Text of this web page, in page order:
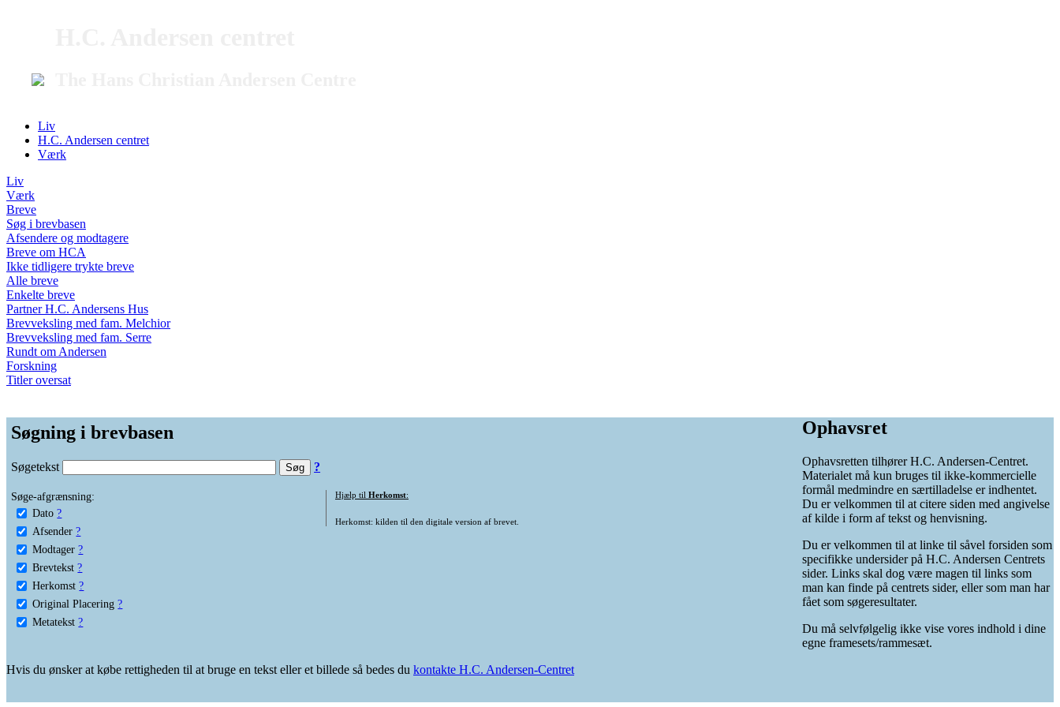
Liv
H.C. Andersen centret
Værk
Liv
Værk
Breve
Søg i brevbasen
Afsendere og modtagere
Breve om HCA
Ikke tidligere trykte breve
Alle breve
Enkelte breve
Partner H.C. Andersens Hus
Brevveksling med fam. Melchior
Brevveksling med fam. Serre
Rundt om Andersen
Forskning
Titler oversat
Søgning i brevbasen
Søgetekst ?
Søge-afgrænsning:
Dato ?
Afsender ?
Modtager ?
Brevtekst ?
Herkomst ?
Original Placering ?
Metatekst ?
Hjælp til Herkomst:
Herkomst: kilden til den digitale version af brevet.
Ophavsret
Ophavsretten tilhører H.C. Andersen-Centret.
Materialet må kun bruges til ikke-kommercielle
formål medmindre en særtilladelse er indhentet.
Du er velkommen til at citere siden med angivelse
af kilde i form af tekst og henvisning.
Du er velkommen til at linke til såvel forsiden som
specifikke undersider på H.C. Andersen Centrets
sider. Links skal dog være magen til links som
man kan finde på centrets sider, eller som man har
fået som søgeresultater.
Du må selvfølgelig ikke vise vores indhold i dine
egne framesets/rammesæt.
Hvis du ønsker at købe rettigheden til at bruge en tekst eller et billede så bedes du kontakte H.C. Andersen-Centret